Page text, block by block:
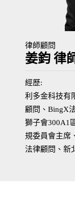
律師顧問
姜鈞 律
經歷:
利多金科技有
顧問、BingX
獅子會300A1
規委員會主席
法律顧問、新